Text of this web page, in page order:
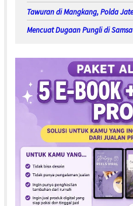
Tawuran di Mangkang, Polda
Mencuat Dugaan Pungli di